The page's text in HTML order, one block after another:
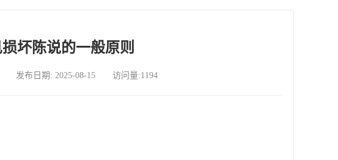
坏陈说的一般原则
发布日期: 2025-08-15 访问量:1194